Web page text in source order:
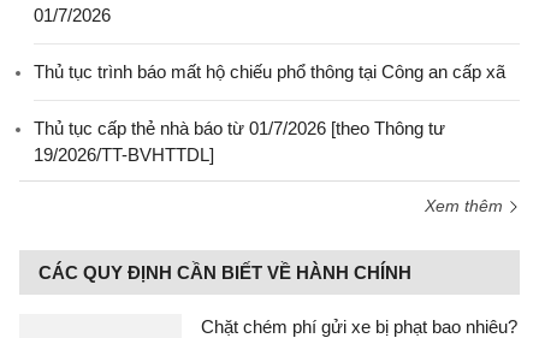
01/7/2026
Thủ tục trình báo mất hộ chiếu phổ thông tại Công an cấp xã
Thủ tục cấp thẻ nhà báo từ 01/7/2026 [theo Thông tư
19/2026/TT-BVHTTDL]
Xem thêm
CÁC QUY ĐỊNH CẦN BIẾT VỀ HÀNH CHÍNH
Chặt chém phí gửi xe bị phạt bao nhiêu?